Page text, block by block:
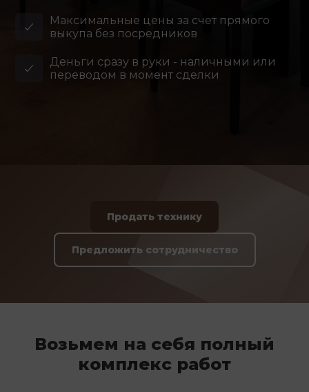
Максимальные цены за счет прямого
выкупа без посредников
Деньги сразу в руки - наличными или
переводом в момент сделки
Продать технику
Предложить сотрудничество
Возьмем на себя полный
комплекс работ